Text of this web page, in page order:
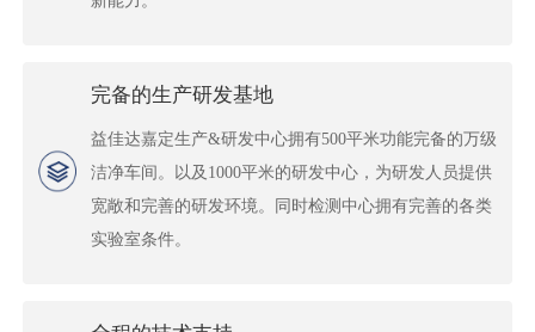
完备的生产研发基地
益佳达嘉定生产&研发中心拥有500平米功能完备的万级
洁净车间。以及1000平米的研发中心，为研发人员提供
宽敞和完善的研发环境。同时检测中心拥有完善的各类
实验室条件。